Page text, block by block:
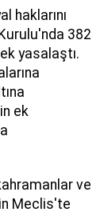
haklarını
382
yasalaştı.
ek
ve
Meclis'te